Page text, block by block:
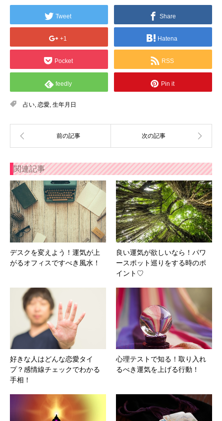
Tweet Share
+1 Hatena
Pocket RSS
feedly Pin it
占い, 恋愛, 生年月日
関連記事
デスクを変えよう！運気が上
がるオフィスですべき風水！
良い運気が欲しいなら！パワ
ースポット巡りをする時のポ
イント♡
好きな人はどんな恋愛タイ
プ？感情線チェックでわかる
手相！
心理テストで知る！取り入れ
るべき運気を上げる行動！